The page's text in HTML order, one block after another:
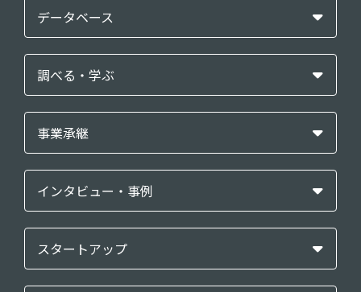
データベース
調べる・学ぶ
事業承継
インタビュー・事例
スタートアップ